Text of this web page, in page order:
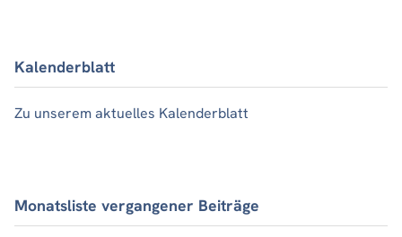
Kalenderblatt
Zu unserem aktuelles Kalenderblatt
Monatsliste vergangener Beiträge